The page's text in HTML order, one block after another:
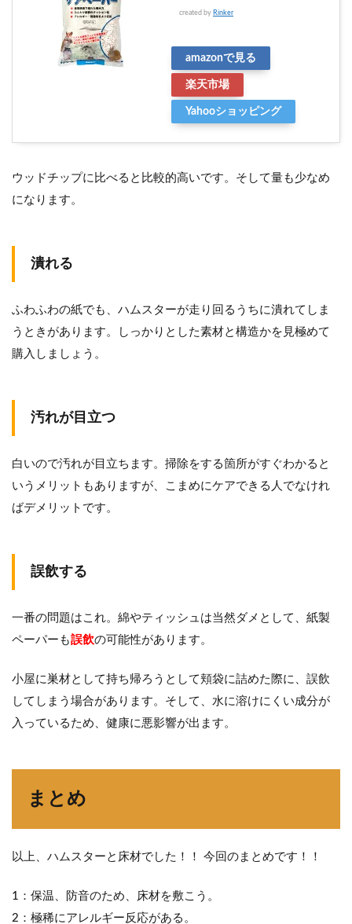
created by Rinker
amazonで見る
楽天市場
Yahooショッピング
ウッドチップに比べると比較的高いです。そして量も少なめ
になります。
潰れる
ふわふわの紙でも、ハムスターが走り回るうちに潰れてしま
うときがあります。しっかりとした素材と構造かを見極めて
購入しましょう。
汚れが目立つ
白いので汚れが目立ちます。掃除をする箇所がすぐわかると
いうメリットもありますが、こまめにケアできる人でなけれ
ばデメリットです。
誤飲する
一番の問題はこれ。綿やティッシュは当然ダメとして、紙製
ペーパーも誤飲の可能性があります。
小屋に巣材として持ち帰ろうとして頬袋に詰めた際に、誤飲
してしまう場合があります。そして、水に溶けにくい成分が
入っているため、健康に悪影響が出ます。
まとめ
以上、ハムスターと床材でした！！ 今回のまとめです！！
1：保温、防音のため、床材を敷こう。
2：極稀にアレルギー反応がある。